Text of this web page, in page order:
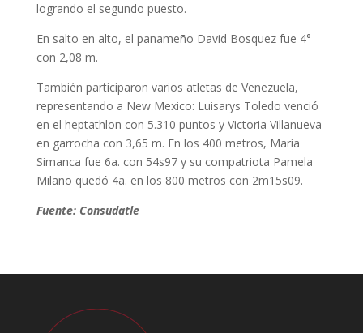
logrando el segundo puesto.
En salto en alto, el panameño David Bosquez fue 4°
con 2,08 m.
También participaron varios atletas de Venezuela,
representando a New Mexico: Luisarys Toledo venció
en el heptathlon con 5.310 puntos y Victoria Villanueva
en garrocha con 3,65 m. En los 400 metros, María
Simanca fue 6a. con 54s97 y su compatriota Pamela
Milano quedó 4a. en los 800 metros con 2m15s09.
Fuente: Consudatle